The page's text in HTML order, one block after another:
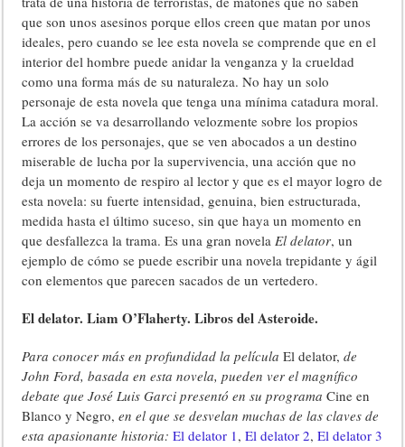
que son unos asesinos porque ellos creen que matan por unos
ideales, pero cuando se lee esta novela se comprende que en el
interior del hombre puede anidar la venganza y la crueldad
como una forma más de su naturaleza. No hay un solo
personaje de esta novela que tenga una mínima catadura moral.
La acción se va desarrollando velozmente sobre los propios
errores de los personajes, que se ven abocados a un destino
miserable de lucha por la supervivencia, una acción que no
deja un momento de respiro al lector y que es el mayor logro de
esta novela: su fuerte intensidad, genuina, bien estructurada,
medida hasta el último suceso, sin que haya un momento en
que desfallezca la trama. Es una gran novelaEl delator, un
ejemplo de cómo se puede escribir una novela trepidante y ágil
con elementos que parecen sacados de un vertedero.
El delator. Liam O’Flaherty. Libros del Asteroide.
Para conocer más en profundidad la películaEl delator,de
John Ford, basada en esta novela, pueden ver el magnífico
debate que José Luis Garci presentó en su programa Cine en
Blanco y Negro, en el que se desvelan muchas de las claves de
esta apasionante historia: El delator 1,El delator 2,El delator 3